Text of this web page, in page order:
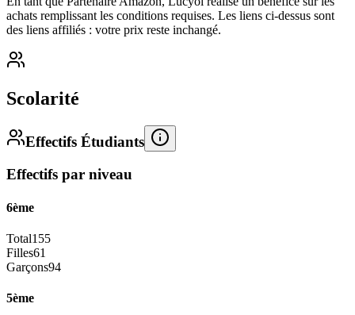
achats remplissant les conditions requises. Les liens ci-dessus sont
des liens affiliés : votre prix reste inchangé.
Scolarité
Effectifs Étudiants
Effectifs par niveau
6ème
Total155
Filles61
Garçons94
5ème